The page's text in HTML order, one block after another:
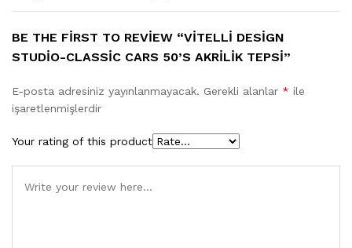
BE THE FIRST TO REVIEW “VITELLI DESIGN
STUDIO-CLASSIC CARS 50’S AKRILIK TEPSI”
E-posta adresiniz yayınlanmayacak. Gerekli alanlar * ile
işaretlenmişlerdir
Your rating of this product